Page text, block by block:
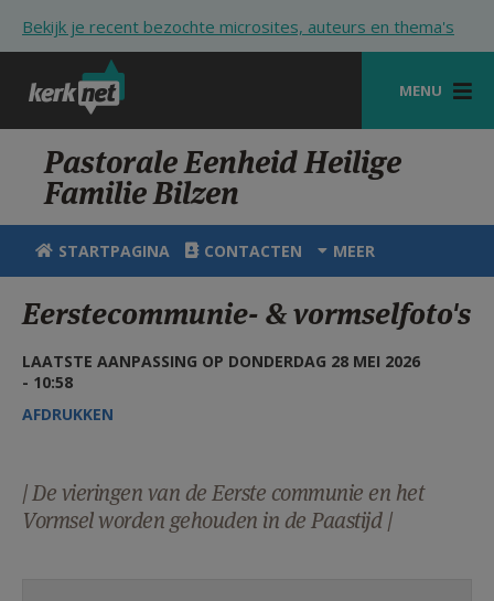
Bekijk je recent bezochte microsites, auteurs en thema's
MENU
STARTPAGINA
KERK
VIERINGEN
HULP
STARTPAGINA PORTAAL
AANMELDEN OF REGISTREREN
Pastorale Eenheid Heilige
Familie Bilzen
STARTPAGINA CONTACTEN MEER
Eerstecommunie- & vormselfoto's
LAATSTE AANPASSING OP DONDERDAG 28 MEI 2026
- 10:58
AFDRUKKEN
| De vieringen van de Eerste communie en het
Vormsel worden gehouden in de Paastijd |